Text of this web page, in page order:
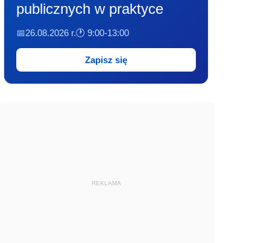
publicznych w praktyce
📅26.08.2026 r.🕐 9:00-13:00
Zapisz się
REKLAMA